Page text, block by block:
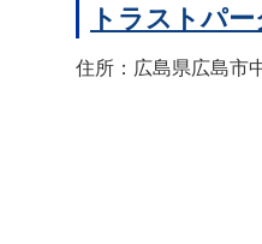
トラストパ
住所：広島県広島市